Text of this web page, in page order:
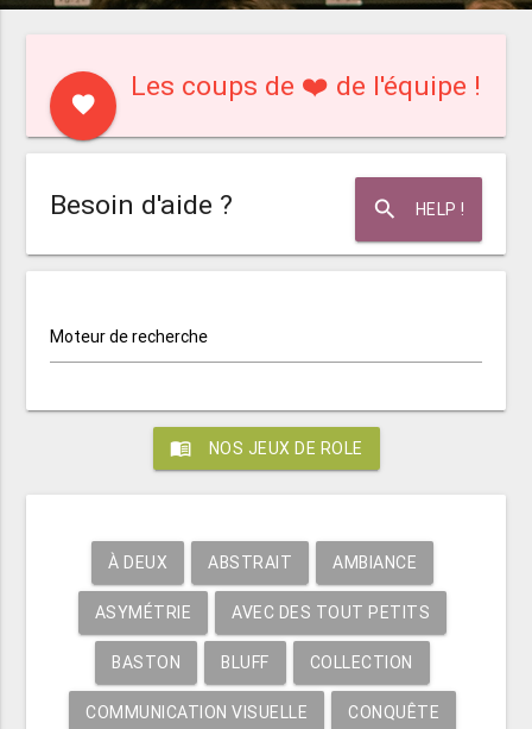
favorite
Les coups de ❤️ de l'équipe !
search HELP !
Besoin d'aide ?
Moteur de recherche
menu_book NOS JEUX DE ROLE
À DEUX ABSTRAIT AMBIANCE
ASYMÉTRIE AVEC DES TOUT PETITS
BASTON BLUFF COLLECTION
COMMUNICATION VISUELLE CONQUÊTE